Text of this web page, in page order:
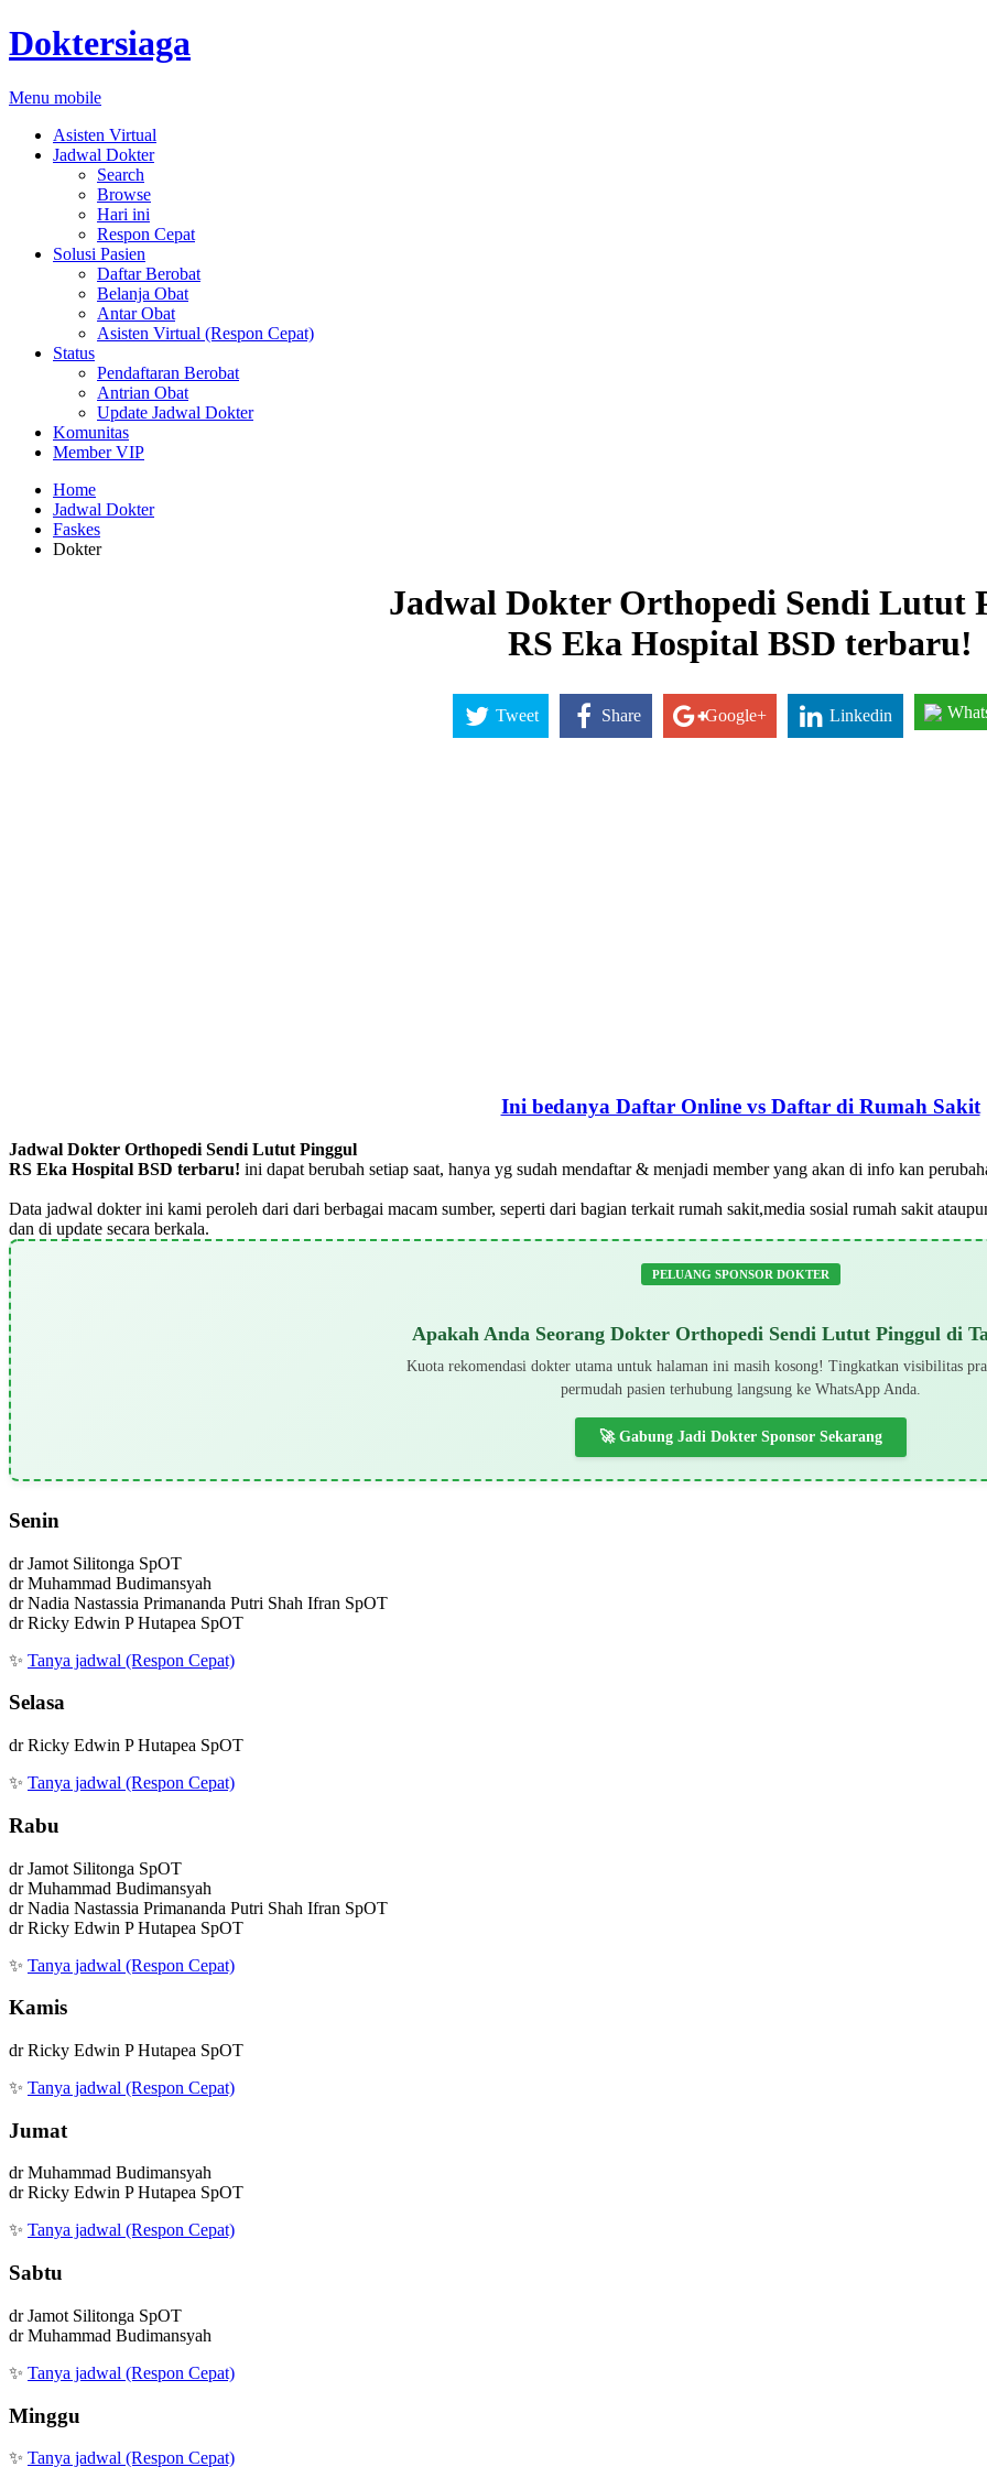
Doktersiaga
Menu mobile
Asisten Virtual
Jadwal Dokter
Search
Browse
Hari ini
Respon Cepat
Solusi Pasien
Daftar Berobat
Belanja Obat
Antar Obat
Asisten Virtual (Respon Cepat)
Status
Pendaftaran Berobat
Antrian Obat
Update Jadwal Dokter
Komunitas
Member VIP
Home
Jadwal Dokter
Faskes
Dokter
Jadwal Dokter Orthopedi Sendi Lutut
RS Eka Hospital BSD terbaru!
Tweet Share Google+ Linkedin
Ini bedanya Daftar Online vs Daftar di Rumah Sakit
Jadwal Dokter Orthopedi Sendi Lutut Pinggul
RS Eka Hospital BSD terbaru! ini dapat berubah setiap saat, hanya yg sudah mendaftar & menjadi member yang akan di info kan
Data jadwal dokter ini kami peroleh dari dari berbagai macam sumber, seperti dari bagian terkait rumah sakit,media sosial rumah sakit
dan di update secara berkala.
PELUANG SPONSOR DOKTER
Apakah Anda Seorang Dokter Orthopedi Sendi Lutut Pinggul di
Kuota rekomendasi dokter utama untuk halaman ini masih kosong! Tingkatkan visibilitas
permudah pasien terhubung langsung ke WhatsApp Anda.
🚀 Gabung Jadi Dokter Sponsor Sekarang
Senin
dr Jamot Silitonga SpOT
dr Muhammad Budimansyah
dr Nadia Nastassia Primananda Putri Shah Ifran SpOT
dr Ricky Edwin P Hutapea SpOT
✨ Tanya jadwal (Respon Cepat)
Selasa
dr Ricky Edwin P Hutapea SpOT
✨ Tanya jadwal (Respon Cepat)
Rabu
dr Jamot Silitonga SpOT
dr Muhammad Budimansyah
dr Nadia Nastassia Primananda Putri Shah Ifran SpOT
dr Ricky Edwin P Hutapea SpOT
✨ Tanya jadwal (Respon Cepat)
Kamis
dr Ricky Edwin P Hutapea SpOT
✨ Tanya jadwal (Respon Cepat)
Jumat
dr Muhammad Budimansyah
dr Ricky Edwin P Hutapea SpOT
✨ Tanya jadwal (Respon Cepat)
Sabtu
dr Jamot Silitonga SpOT
dr Muhammad Budimansyah
✨ Tanya jadwal (Respon Cepat)
Minggu
✨ Tanya jadwal (Respon Cepat)